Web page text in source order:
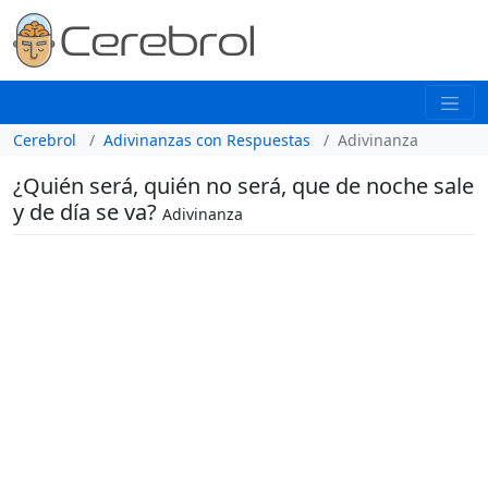
Cerebrol Adivinanzas con Respuestas Adivinanza
¿Quién será, quién no será, que de noche sale
y de día se va? Adivinanza